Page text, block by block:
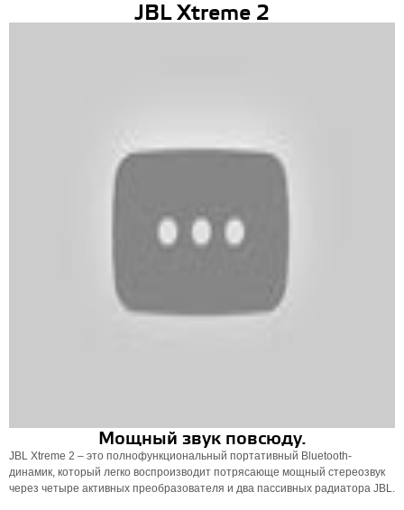
JBL Xtreme 2
Мощный звук повсюду.
JBL Xtreme 2 – это полнофункциональный портативный Bluetooth-
динамик, который легко воспроизводит потрясающе мощный стереозвук
через четыре активных преобразователя и два пассивных радиатора JBL.